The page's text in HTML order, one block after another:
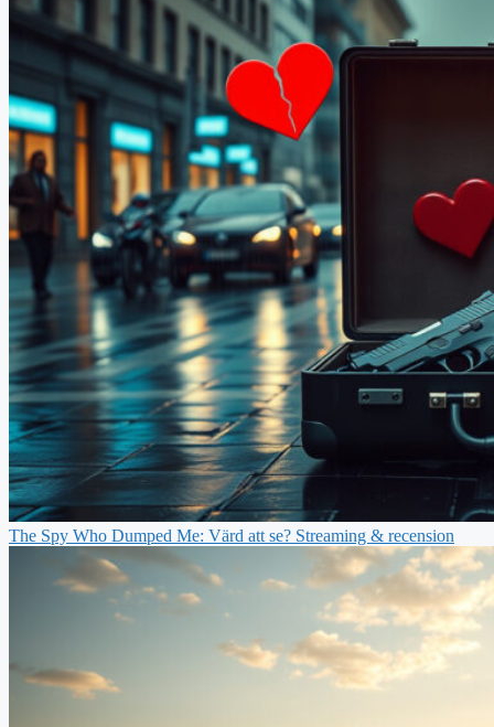
The Spy Who Dumped Me: Värd att se? Streaming & recension